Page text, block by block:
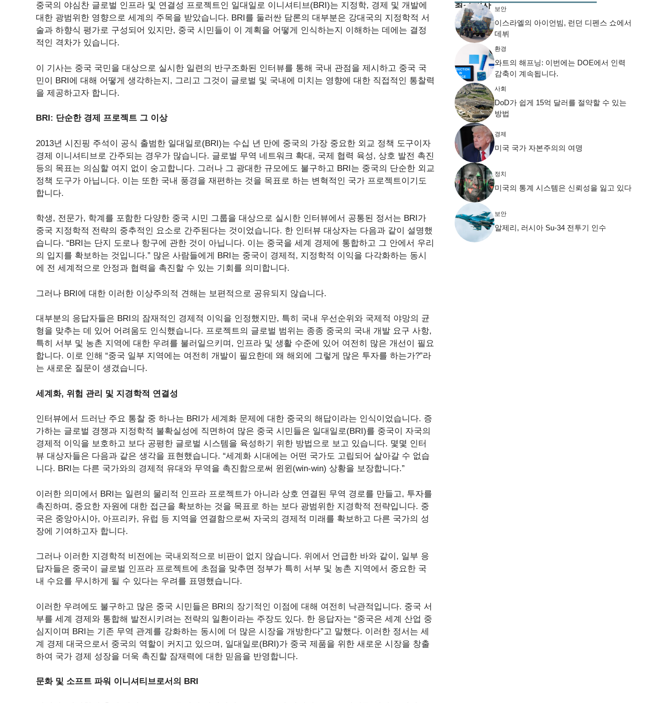
중국의 야심찬 글로벌 인프라 및 연결성 프로젝트인 일대일로 이니셔티브(BRI)는 지정학, 경제 및 개발에
대한 광범위한 영향으로 세계의 주목을 받았습니다. BRI를 둘러싼 담론의 대부분은 강대국의 지정학적 서
술과 하향식 평가로 구성되어 있지만, 중국 시민들이 이 계획을 어떻게 인식하는지 이해하는 데에는 결정
적인 격차가 있습니다.
이 기사는 중국 국민을 대상으로 실시한 일련의 반구조화된 인터뷰를 통해 국내 관점을 제시하고 중국 국
민이 BRI에 대해 어떻게 생각하는지, 그리고 그것이 글로벌 및 국내에 미치는 영향에 대한 직접적인 통찰력
을 제공하고자 합니다.
BRI: 단순한 경제 프로젝트 그 이상
2013년 시진핑 주석이 공식 출범한 일대일로(BRI)는 수십 년 만에 중국의 가장 중요한 외교 정책 도구이자
경제 이니셔티브로 간주되는 경우가 많습니다. 글로벌 무역 네트워크 확대, 국제 협력 육성, 상호 발전 촉진
등의 목표는 의심할 여지 없이 숭고합니다. 그러나 그 광대한 규모에도 불구하고 BRI는 중국의 단순한 외교
정책 도구가 아닙니다. 이는 또한 국내 풍경을 재편하는 것을 목표로 하는 변혁적인 국가 프로젝트이기도
합니다.
학생, 전문가, 학계를 포함한 다양한 중국 시민 그룹을 대상으로 실시한 인터뷰에서 공통된 정서는 BRI가
중국 지정학적 전략의 중추적인 요소로 간주된다는 것이었습니다. 한 인터뷰 대상자는 다음과 같이 설명했
습니다. “BRI는 단지 도로나 항구에 관한 것이 아닙니다. 이는 중국을 세계 경제에 통합하고 그 안에서 우리
의 입지를 확보하는 것입니다.” 많은 사람들에게 BRI는 중국이 경제적, 지정학적 이익을 다각화하는 동시
에 전 세계적으로 안정과 협력을 촉진할 수 있는 기회를 의미합니다.
그러나 BRI에 대한 이러한 이상주의적 견해는 보편적으로 공유되지 않습니다.
대부분의 응답자들은 BRI의 잠재적인 경제적 이익을 인정했지만, 특히 국내 우선순위와 국제적 야망의 균
형을 맞추는 데 있어 어려움도 인식했습니다. 프로젝트의 글로벌 범위는 종종 중국의 국내 개발 요구 사항,
특히 서부 및 농촌 지역에 대한 우려를 불러일으키며, 인프라 및 생활 수준에 있어 여전히 많은 개선이 필요
합니다. 이로 인해 “중국 일부 지역에는 여전히 개발이 필요한데 왜 해외에 그렇게 많은 투자를 하는가?”라
는 새로운 질문이 생겼습니다.
세계화, 위험 관리 및 지경학적 연결성
인터뷰에서 드러난 주요 통찰 중 하나는 BRI가 세계화 문제에 대한 중국의 해답이라는 인식이었습니다. 증
가하는 글로벌 경쟁과 지정학적 불확실성에 직면하여 많은 중국 시민들은 일대일로(BRI)를 중국이 자국의
경제적 이익을 보호하고 보다 공평한 글로벌 시스템을 육성하기 위한 방법으로 보고 있습니다. 몇몇 인터
뷰 대상자들은 다음과 같은 생각을 표현했습니다. “세계화 시대에는 어떤 국가도 고립되어 살아갈 수 없습
니다. BRI는 다른 국가와의 경제적 유대와 무역을 촉진함으로써 윈윈(win-win) 상황을 보장합니다.”
이러한 의미에서 BRI는 일련의 물리적 인프라 프로젝트가 아니라 상호 연결된 무역 경로를 만들고, 투자를
촉진하며, 중요한 자원에 대한 접근을 확보하는 것을 목표로 하는 보다 광범위한 지경학적 전략입니다. 중
국은 중앙아시아, 아프리카, 유럽 등 지역을 연결함으로써 자국의 경제적 미래를 확보하고 다른 국가의 성
장에 기여하고자 합니다.
그러나 이러한 지경학적 비전에는 국내외적으로 비판이 없지 않습니다. 위에서 언급한 바와 같이, 일부 응
답자들은 중국이 글로벌 인프라 프로젝트에 초점을 맞추면 정부가 특히 서부 및 농촌 지역에서 중요한 국
내 수요를 무시하게 될 수 있다는 우려를 표명했습니다.
이러한 우려에도 불구하고 많은 중국 시민들은 BRI의 장기적인 이점에 대해 여전히 낙관적입니다. 중국 서
부를 세계 경제와 통합해 발전시키려는 전략의 일환이라는 주장도 있다. 한 응답자는 “중국은 세계 산업 중
심지이며 BRI는 기존 무역 관계를 강화하는 동시에 더 많은 시장을 개방한다”고 말했다. 이러한 정서는 세
계 경제 대국으로서 중국의 역할이 커지고 있으며, 일대일로(BRI)가 중국 제품을 위한 새로운 시장을 창출
하여 국가 경제 성장을 더욱 촉진할 잠재력에 대한 믿음을 반영합니다.
문화 및 소프트 파워 이니셔티브로서의 BRI
최근 기사 보안
이스라엘의 아이언빔, 런던 디펜스 쇼에서
데뷔
환경
와트의 해프닝: 이번에는 DOE에서 인력
감축이 계속됩니다.
사회
DoD가 쉽게 15억 달러를 절약할 수 있는
방법
경제
미국 국가 자본주의의 여명
정치
미국의 통계 시스템은 신뢰성을 잃고 있다
보안
알제리, 러시아 Su-34 전투기 인수